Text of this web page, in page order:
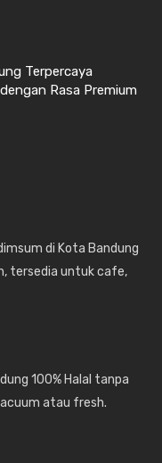
Terpercaya
Rasa Premium
di Kota Bandung
tersedia untuk cafe,
100% Halal tanpa
atau fresh.